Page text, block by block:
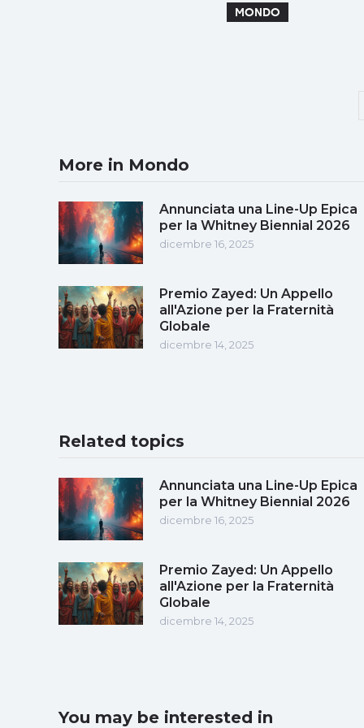
MONDO
More in Mondo
Annunciata una Line-Up Epica
per la Whitney Biennial 2026
dicembre 16, 2025
Premio Zayed: Un Appello
all'Azione per la Fraternità
Globale
dicembre 14, 2025
Related topics
Annunciata una Line-Up Epica
per la Whitney Biennial 2026
dicembre 16, 2025
Premio Zayed: Un Appello
all'Azione per la Fraternità
Globale
dicembre 14, 2025
You may be interested in